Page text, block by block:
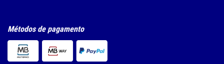
Métodos de pagamento